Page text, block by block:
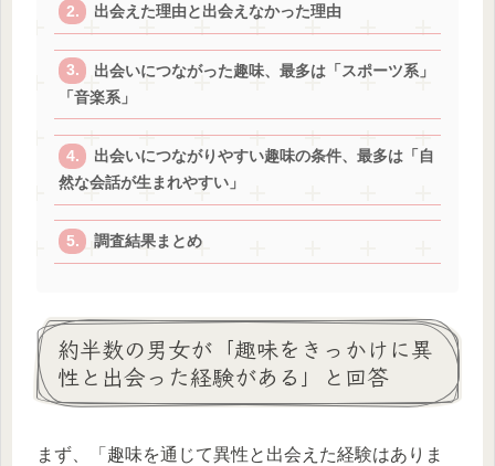
出会えた理由と出会えなかった理由
出会いにつながった趣味、最多は「スポーツ系」
「音楽系」
出会いにつながりやすい趣味の条件、最多は「自
然な会話が生まれやすい」
調査結果まとめ
約半数の男女が「趣味をきっかけに異
性と出会った経験がある」と回答
まず、「趣味を通じて異性と出会えた経験はありま